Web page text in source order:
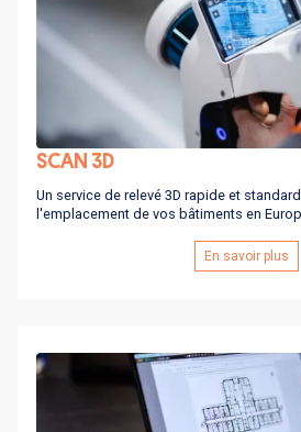
SCAN 3D
Un service de relevé 3D rapide et
l'emplacement de vos bâtiments en
En savoir plus